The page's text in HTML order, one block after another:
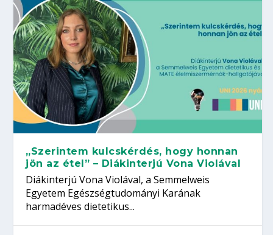
„Szerintem kulcskérdés, hogy honnan
jön az étel” – Diákinterjú Vona Violával
Diákinterjú Vona Violával, a Semmelweis
Egyetem Egészségtudományi Karának
harmadéves dietetikus...